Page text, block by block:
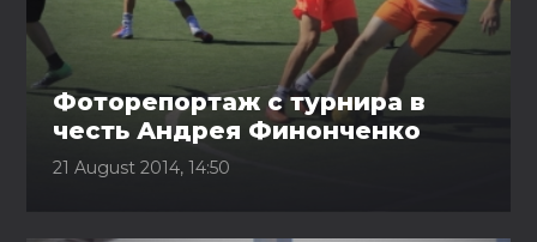
Фоторепортаж с турнира в
честь Андрея Финонченко
21 August 2014, 14:50